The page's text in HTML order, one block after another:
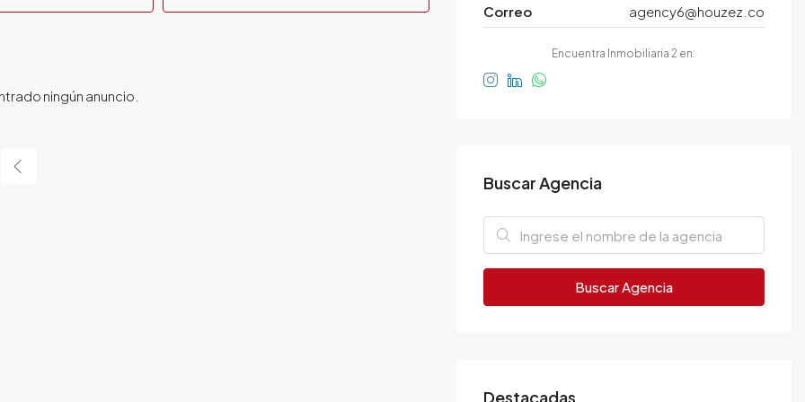
ningún anuncio.
Correo
agency6@houzez.co
Encuentra Inmobiliaria 2 en:
Buscar Agencia
Buscar Agencia
Destacadas